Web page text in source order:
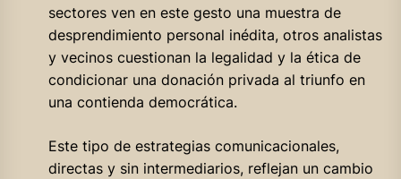
sectores ven en este gesto una muestra de
desprendimiento personal inédita, otros analistas
y vecinos cuestionan la legalidad y la ética de
condicionar una donación privada al triunfo en
una contienda democrática.
Este tipo de estrategias comunicacionales,
directas y sin intermediarios, reflejan un cambio